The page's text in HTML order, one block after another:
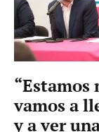
“Estamos
vamos a
y a ver